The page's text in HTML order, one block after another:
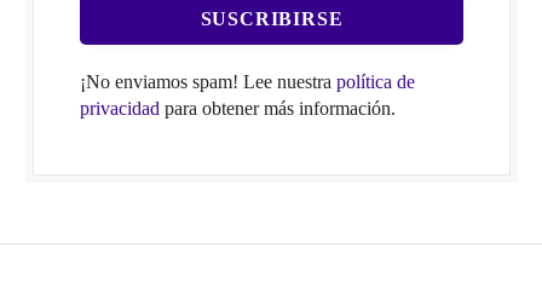
¡No enviamos spam! Lee nuestra política de
privacidad para obtener más información.